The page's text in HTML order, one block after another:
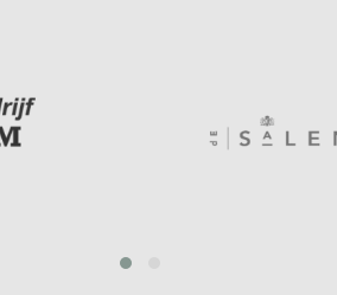
prev